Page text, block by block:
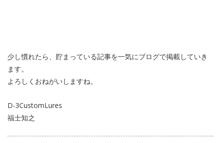
少し慣れたら、貯まっている記事を一気にブログで掲載していき
ます。
よろしくおねがいしますね。
D-3CustomLures
福士知之